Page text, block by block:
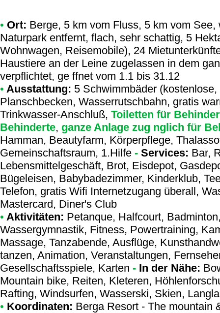
• Ort: Berge, 5 km vom Fluss, 5 km vom
Naturpark entfernt, flach, sehr schattig, 5
Wohnwagen, Reisemobile), 24
Haustiere an der Leine zugelassen in dem
verpflichtet, ge ffnet vom 1.1 bis 31.12
• Ausstattung: 5 Schwimmbäder
Planschbecken, Wasserrutschbahn, gratis
Trinkwasser-Anschluß, Toiletten für
Behinderte, ganze Anlage zug nglich für
Hamman, Beautyfarm, Körperpflege,
Gemeinschaftsraum, 1.Hilfe - Services: Bar,
Lebensmittelgeschäft, Brot, Eisdepot,
Bügeleisen, Babybadezimmer, Kinderklub,
Telefon, gratis Wifi Internetzugang überall,
Mastercard, Diner's Club
• Aktivitäten: Petanque, Halfcourt,
Wassergymnastik, Fitness, Powertraining,
Massage, Tanzabende, Ausflüge,
tanzen, Animation, Veranstaltungen,
Gesellschaftsspiele, Karten - In der Nähe:
Mountain bike, Reiten, Kleteren,
Rafting, Windsurfen, Wasserski, Skien,
• Koordinaten: Berga Resort - The mountain